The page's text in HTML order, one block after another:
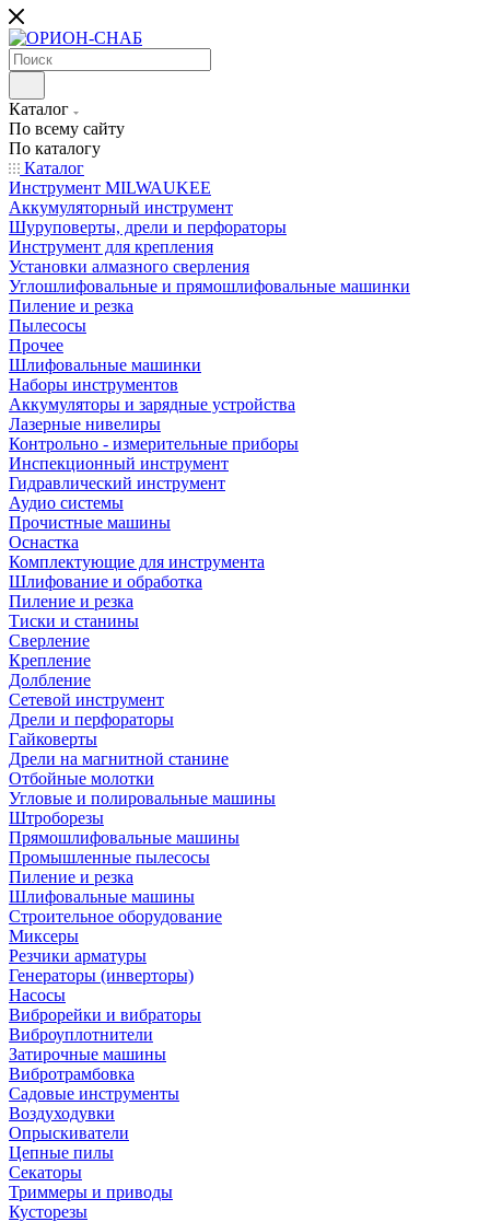
Каталог
По всему сайту
По каталогу
Каталог
Инструмент MILWAUKEE
Аккумуляторный инструмент
Шуруповерты, дрели и перфораторы
Инструмент для крепления
Установки алмазного сверления
Углошлифовальные и прямошлифовальные машинки
Пиление и резка
Пылесосы
Прочее
Шлифовальные машинки
Наборы инструментов
Аккумуляторы и зарядные устройства
Лазерные нивелиры
Контрольно - измерительные приборы
Инспекционный инструмент
Гидравлический инструмент
Аудио системы
Прочистные машины
Оснастка
Комплектующие для инструмента
Шлифование и обработка
Пиление и резка
Тиски и станины
Сверление
Крепление
Долбление
Сетевой инструмент
Дрели и перфораторы
Гайковерты
Дрели на магнитной станине
Отбойные молотки
Угловые и полировальные машины
Штроборезы
Прямошлифовальные машины
Промышленные пылесосы
Пиление и резка
Шлифовальные машины
Строительное оборудование
Миксеры
Резчики арматуры
Генераторы (инверторы)
Насосы
Виброрейки и вибраторы
Виброуплотнители
Затирочные машины
Вибротрамбовка
Садовые инструменты
Воздуходувки
Опрыскиватели
Цепные пилы
Секаторы
Триммеры и приводы
Кусторезы